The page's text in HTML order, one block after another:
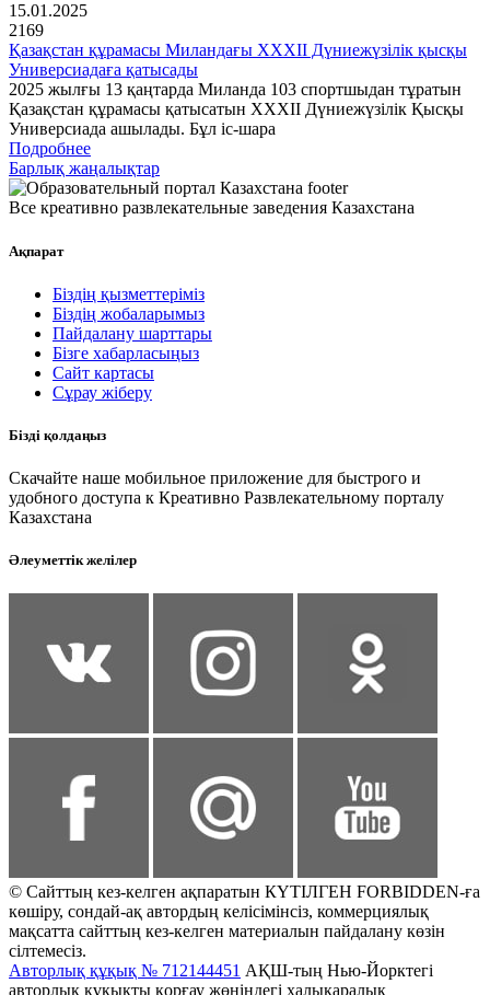
15.01.2025
2169
Қазақстан құрамасы Миландағы XXXII Дүниежүзілік қысқы
Универсиадаға қатысады
2025 жылғы 13 қаңтарда Миланда 103 спортшыдан тұратын
Қазақстан құрамасы қатысатын XXXII Дүниежүзілік Қысқы
Универсиада ашылады. Бұл іс-шара
Подробнее
Барлық жаңалықтар
Все креативно развлекательные заведения Казахстана
Ақпарат
Біздің қызметтеріміз
Біздің жобаларымыз
Пайдалану шарттары
Бізге хабарласыңыз
Сайт картасы
Сұрау жіберу
Бізді қолдаңыз
Скачайте наше мобильное приложение для быстрого и
удобного доступа к Креативно Развлекательному порталу
Казахстана
Әлеуметтік желілер
© Сайттың кез-келген ақпаратын КҮТІЛГЕН FORBIDDEN-ға
көшіру, сондай-ақ автордың келісімінсіз, коммерциялық
мақсатта сайттың кез-келген материалын пайдалану көзін
сілтемесіз.
Авторлық құқық № 712144451 АҚШ-тың Нью-Йорктегі
авторлық құқықты қорғау жөніндегі халықаралық